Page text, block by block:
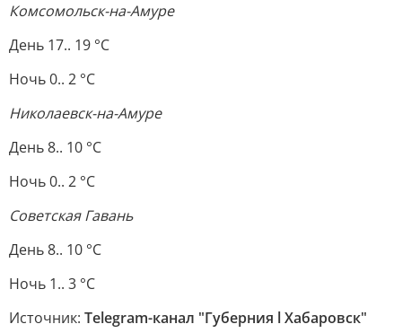
Комсомольск-на-Амуре
День 17.. 19 °C
Ночь 0.. 2 °C
Николаевск-на-Амуре
День 8.. 10 °C
Ночь 0.. 2 °C
Советская Гавань
День 8.. 10 °C
Ночь 1.. 3 °C
Источник: Telegram-канал "Губерния l Хабаровск"